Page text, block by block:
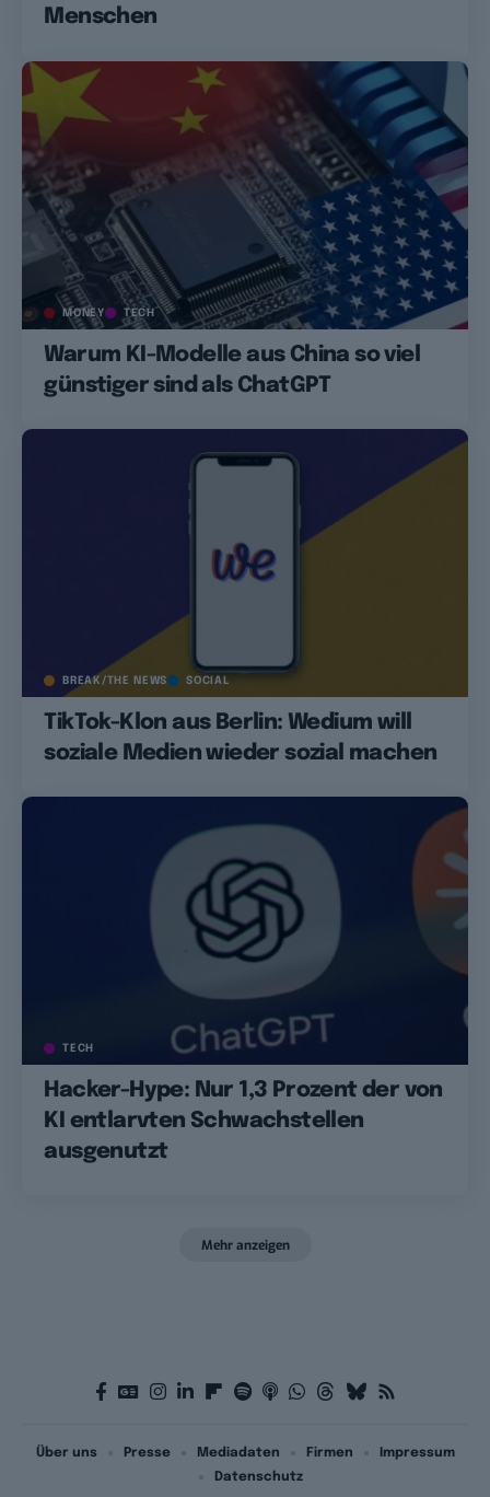
Menschen
MONEY TECH
Warum KI-Modelle aus China so viel
günstiger sind als ChatGPT
BREAK/THE NEWS SOCIAL
TikTok-Klon aus Berlin: Wedium will
soziale Medien wieder sozial machen
TECH
Hacker-Hype: Nur 1,3 Prozent der von
KI entlarvten Schwachstellen
ausgenutzt
Mehr anzeigen
Über uns Presse Mediadaten Firmen
Impressum
Datenschutz